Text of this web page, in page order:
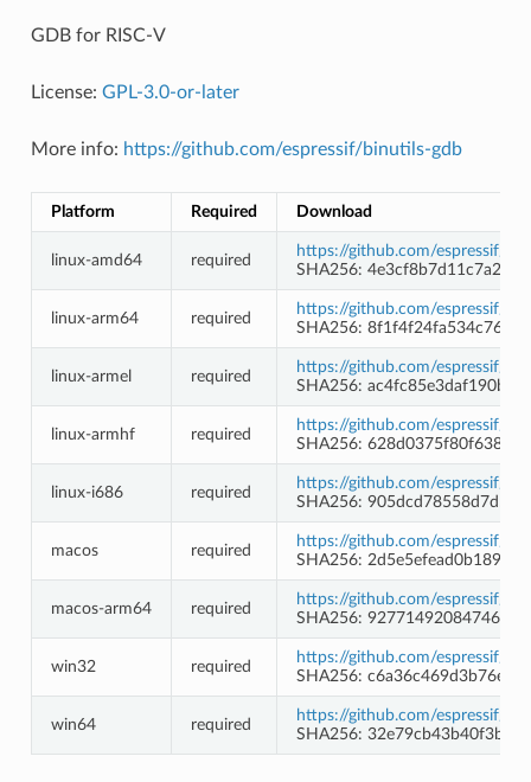
GDB for RISC-V
License: GPL-3.0-or-later
More info: https://github.com/espressif/binutils-gdb
Platform Required Download
linux-amd64 required
https://github.com/espressif/
SHA256:
linux-arm64 required
https://github.com/espressif/
SHA256:
linux-armel required
https://github.com/espressif/
SHA256:
linux-armhf required
https://github.com/espressif/
SHA256:
linux-i686 required
https://github.com/espressif/
SHA256:
macos required
https://github.com/espressif/
SHA256:
macos-arm64 required
https://github.com/espressif/
SHA256:
win32 required
https://github.com/espressif/
SHA256:
win64 required
https://github.com/espressif/
SHA256: